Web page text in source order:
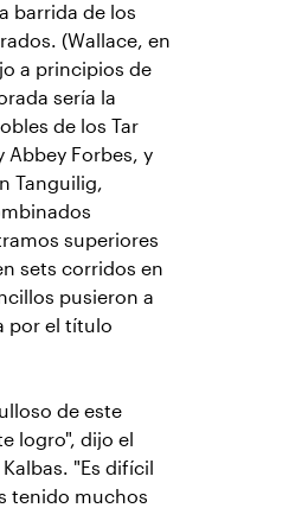
barrida de los
(Wallace, en
a principios de
sería la
de los Tar
Abbey Forbes, y
Tanguilig,
superiores
sets corridos en
pusieron a
por el título
de este
logro", dijo el
"Es difícil
tenido muchos